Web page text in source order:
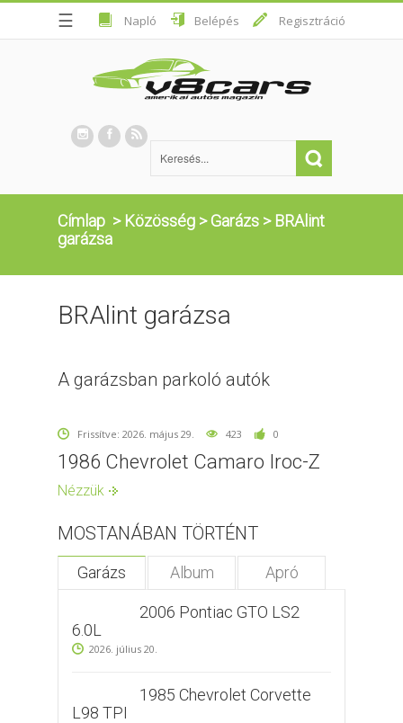
☰ Napló Belépés Regisztráció
Címlap > Közösség >Garázs > BRAlint
garázsa
BRAlint garázsa
A garázsban parkoló autók
Frissítve: 2026. május 29. 423 0
1986 Chevrolet Camaro Iroc-Z
Nézzük
MOSTANÁBAN TÖRTÉNT
Garázs Album Apró
2006 Pontiac GTO LS2
6.0L
2026. július 20.
1985 Chevrolet Corvette
L98 TPI